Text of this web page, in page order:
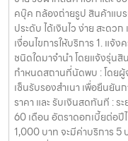
คบุ๊ค กล้องถ่ายรูป สินค้าแบร
ประดับ ได้เงินไว ง่าย สะดว
เงื่อนไขการให้บริการ 1. แจ้
ชนิดใดมาจำนำ โดยแจ้งรุ่นสิ
กำหนดสถานที่นัดพบ : โดยผู้
เซ็นรับรองสำเนา เพื่อยืนยั
ราคา และ รับเงินสดทันที : ร
60 เดือน อัตราดอกเบี้ยต่อ
1,000 บาท จะมีค่าบริการ